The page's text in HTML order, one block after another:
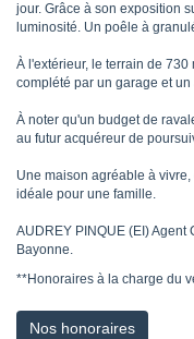
jour. Grâce à son exposition
luminosité. Un poêle à
À l'extérieur, le terrain de
complété par un garage et un
À noter qu'un budget de
au futur acquéreur de
Une maison agréable à
idéale pour une famille.
AUDREY PINQUE (EI)
Bayonne.
**Honoraires à la charge du
Nos honoraires